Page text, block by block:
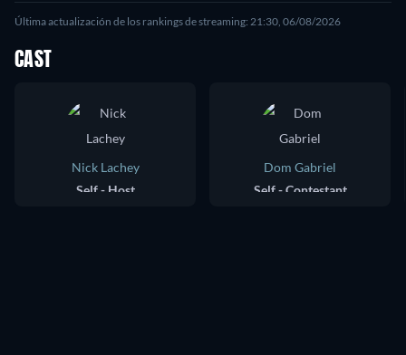
Última actualización de los rankings de streaming: 21:30, 06/08/2026
CAST
Nick Lachey
Self - Host
Dom Gabriel
Self - Contestant